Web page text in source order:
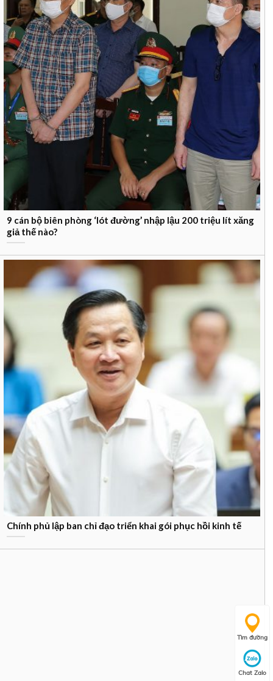
9 cán bộ biên phòng ‘lót đường’ nhập lậu 200 triệu lít xăng
giả thế nào?
Chính phủ lập ban chỉ đạo triển khai gói phục hồi kinh tế
Tìm đường
Chat Zalo